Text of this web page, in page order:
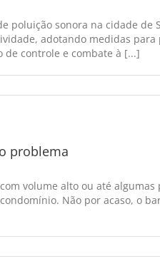
poluição sonora na cidade de
adotando medidas para
de controle e combate à [...]
problema
volume alto ou até
Não por acaso, o